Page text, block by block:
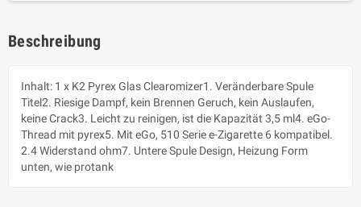
Beschreibung
Inhalt: 1 x K2 Pyrex Glas Clearomizer1. Veränderbare Spule
Titel2. Riesige Dampf, kein Brennen Geruch, kein Auslaufen,
keine Crack3. Leicht zu reinigen, ist die Kapazität 3,5 ml4. eGo-
Thread mit pyrex5. Mit eGo, 510 Serie e-Zigarette 6 kompatibel.
2.4 Widerstand ohm7. Untere Spule Design, Heizung Form
unten, wie protank